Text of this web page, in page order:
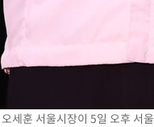
세훈 서울시장이 5일 오후 서